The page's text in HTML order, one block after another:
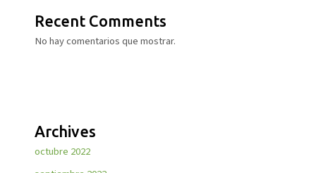
Recent Comments
No hay comentarios que mostrar.
Archives
octubre 2022